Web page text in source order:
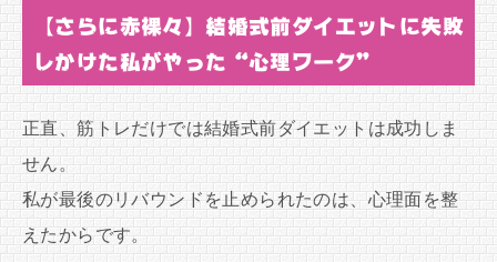
【さらに赤裸々】結婚式前ダイエットに失敗
しかけた私がやった“心理ワーク”
正直、筋トレだけでは結婚式前ダイエットは成功しま
せん。
私が最後のリバウンドを止められたのは、心理面を整
えたからです。